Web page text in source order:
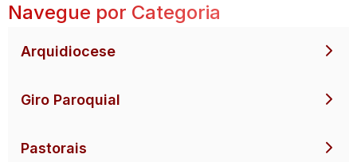
Navegue por Categoria
Arquidiocese
Giro Paroquial
Pastorais